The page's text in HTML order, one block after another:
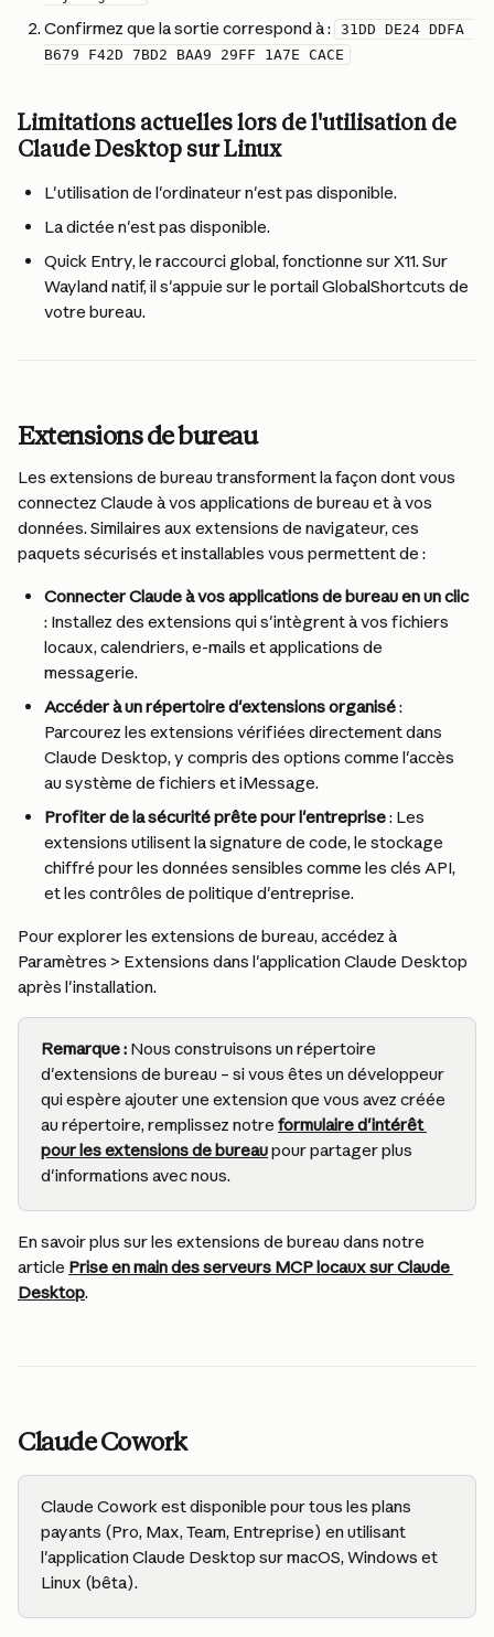
Confirmez que la sortie correspond à : 31DD DE24 DDFA
B679 F42D 7BD2 BAA9 29FF 1A7E CACE
Limitations actuelles lors de l'utilisation de
Claude Desktop sur Linux
L'utilisation de l'ordinateur n'est pas disponible.
La dictée n'est pas disponible.
Quick Entry, le raccourci global, fonctionne sur X11. Sur
Wayland natif, il s'appuie sur le portail GlobalShortcuts de
votre bureau.
Extensions de bureau
Les extensions de bureau transforment la façon dont vous
connectez Claude à vos applications de bureau et à vos
données. Similaires aux extensions de navigateur, ces
paquets sécurisés et installables vous permettent de :
Connecter Claude à vos applications de bureau en un clic
: Installez des extensions qui s'intègrent à vos fichiers
locaux, calendriers, e-mails et applications de
messagerie.
Accéder à un répertoire d'extensions organisé :
Parcourez les extensions vérifiées directement dans
Claude Desktop, y compris des options comme l'accès
au système de fichiers et iMessage.
Profiter de la sécurité prête pour l'entreprise : Les
extensions utilisent la signature de code, le stockage
chiffré pour les données sensibles comme les clés API,
et les contrôles de politique d'entreprise.
Pour explorer les extensions de bureau, accédez à
Paramètres > Extensions dans l'application Claude Desktop
après l'installation.
Remarque : Nous construisons un répertoire
d'extensions de bureau – si vous êtes un développeur
qui espère ajouter une extension que vous avez créée
au répertoire, remplissez notre formulaire d'intérêt
pour les extensions de bureau pour partager plus
d'informations avec nous.
En savoir plus sur les extensions de bureau dans notre
article Prise en main des serveurs MCP locaux sur Claude
Desktop.
Claude Cowork
Claude Cowork est disponible pour tous les plans
payants (Pro, Max, Team, Entreprise) en utilisant
l'application Claude Desktop sur macOS, Windows et
Linux (bêta).